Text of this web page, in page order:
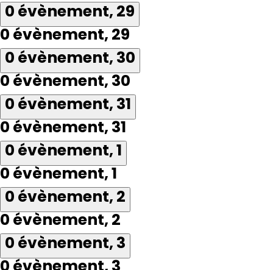
0 évènement, 29
0 évènement, 29
0 évènement, 30
0 évènement, 30
0 évènement, 31
0 évènement, 31
0 évènement,1
0 évènement,1
0 évènement, 2
0 évènement, 2
0 évènement, 3